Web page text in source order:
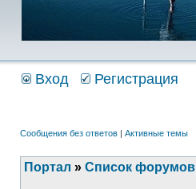
Вход Регистрация
Сообщения без ответов | Активные темы
Портал » Список форумов